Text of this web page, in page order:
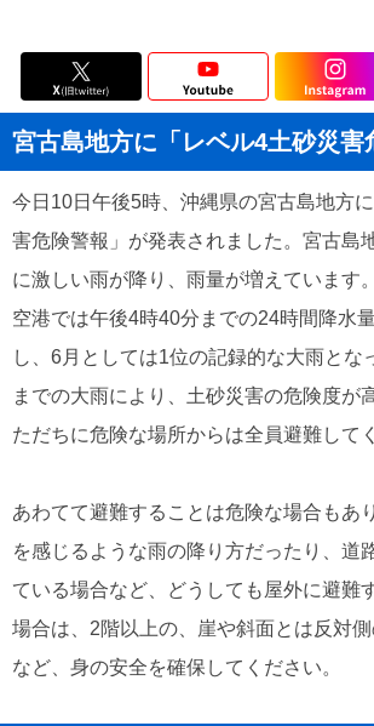
宮古島地方に「レベル4土砂災害
今日10日午後5時、沖縄県の宮古島地方
害危険警報」が発表されました。宮古島
に激しい雨が降り、雨量が増えています
空港では午後4時40分までの24時間降水
し、6月としては1位の記録的な大雨とな
までの大雨により、土砂災害の危険度が
ただちに危険な場所からは全員避難して
あわてて避難することは危険な場合もあ
を感じるような雨の降り方だったり、道
ている場合など、どうしても屋外に避難
場合は、2階以上の、崖や斜面とは反対
など、身の安全を確保してください。